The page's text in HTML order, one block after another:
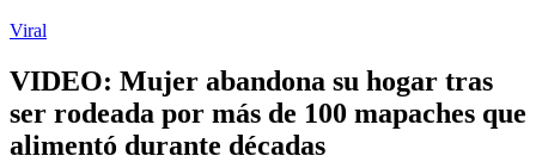
Viral
VIDEO: Mujer abandona su hogar tras
ser rodeada por más de 100 mapaches que
alimentó durante décadas